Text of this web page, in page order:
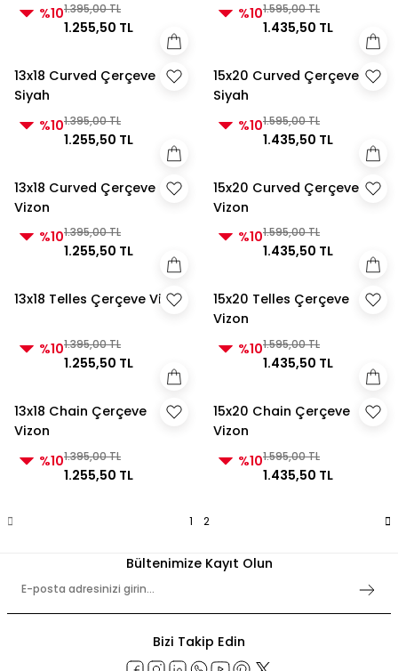
%101.395,00 TL
1.255,50 TL
%101.595,00 TL
1.435,50 TL
13x18 Curved Çerçeve
Siyah
%101.395,00 TL
1.255,50 TL
15x20 Curved Çerçeve
Siyah
%101.595,00 TL
1.435,50 TL
13x18 Curved Çerçeve
Vizon
%101.395,00 TL
1.255,50 TL
15x20 Curved Çerçeve
Vizon
%101.595,00 TL
1.435,50 TL
13x18 Telles Çerçeve Vizon
%101.395,00 TL
1.255,50 TL
15x20 Telles Çerçeve
Vizon
%101.595,00 TL
1.435,50 TL
13x18 Chain Çerçeve
Vizon
%101.395,00 TL
1.255,50 TL
15x20 Chain Çerçeve
Vizon
%101.595,00 TL
1.435,50 TL
1 2
Bültenimize Kayıt Olun
Bizi Takip Edin